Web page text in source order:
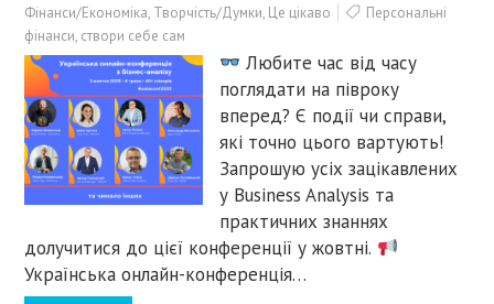
Фінанси/Економіка, Творчість/Думки, Це цікаво
Персональні
фінанси, створи себе сам
Любите час від часу
поглядати на півроку
вперед? Є події чи справи,
які точно цього вартують!
Запрошую усіх зацікавлених
у Business Analysis та
практичних знаннях
долучитися до цієї конференції у жовтні.
Українська онлайн-конференція…